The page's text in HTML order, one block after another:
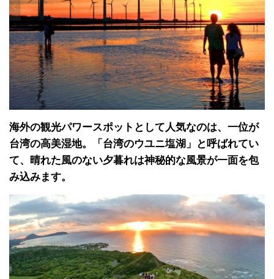
海外の観光パワースポットとして人気なのは、一位が
台湾の高美湿地。「台湾のウユニ塩湖」と呼ばれてい
て、晴れた風のない夕暮れは神秘的な風景が一面を包
み込みます。